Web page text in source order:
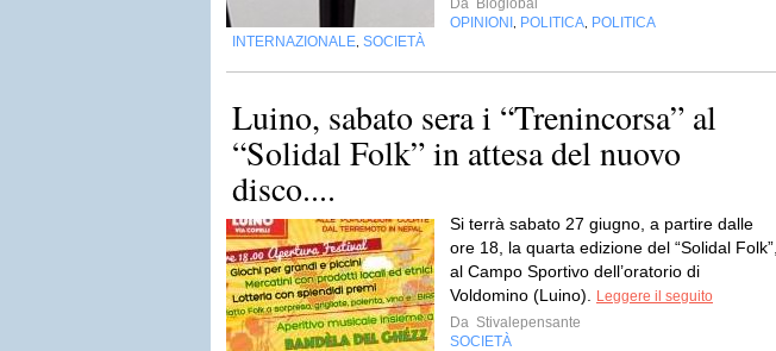
Da Bloglobal
OPINIONI
POLITICA POLITICA
INTERNAZIONALE SOCIETÀ
Luino, sabato sera i “Trenincorsa” al
“Solidal Folk” in attesa del nuovo
disco....
Si terrà sabato 27 giugno, a partire dalle
ore 18, la quarta edizione del “Solidal Folk”,
al Campo Sportivo dell’oratorio di
Voldomino (Luino).
Leggere il seguito
Da Stivalepensante
SOCIETÀ